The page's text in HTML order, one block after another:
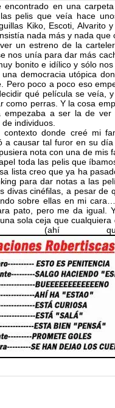
encontrado en una
pelis que veía hace
Kiko, Escoti, Alvarito
nada más y nada que
un estreno de la
nos unía para dar más
bonito e idílico y sólo
democracia utópica
Pero poco a poco eso
qué película se veía,
como perras. Y la cosa
empezaba a ser la de
individuos.
donde creé mi
a causar tal furor en su
nota con una de mis
toda las pelis que
lista creo que ya ha
para dar notas a las
divas cinéfilas, a pesar de
sobre ellas en mi
pato, pero me da igual.
sola ceja que
(ahí